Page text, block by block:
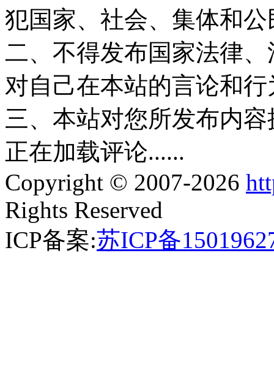
犯国家、社会、集体和
二、不得发布国家法律
对自己在本站的言论和
三、本站对您所发布内
正在加载评论......
Copyright © 2007-2026
Rights Reserved
ICP备案:苏ICP备